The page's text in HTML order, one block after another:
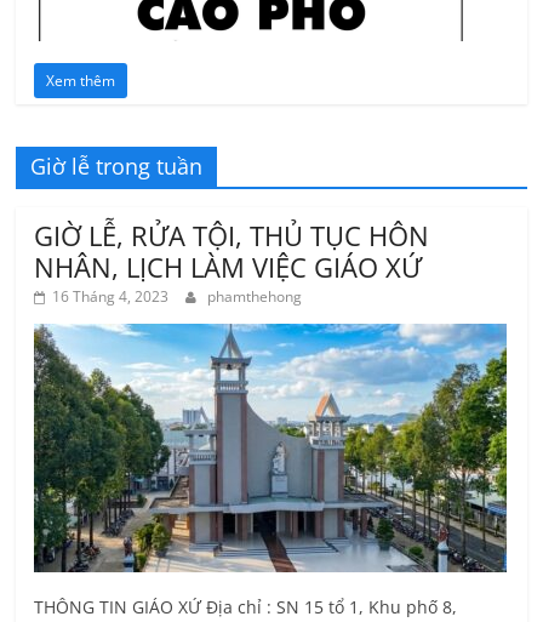
Xem thêm
Giờ lễ trong tuần
GIỜ LỄ, RỬA TỘI, THỦ TỤC HÔN
NHÂN, LỊCH LÀM VIỆC GIÁO XỨ
16 Tháng 4, 2023 phamthehong
THÔNG TIN GIÁO XỨ Địa chỉ : SN 15 tổ 1, Khu phố 8,